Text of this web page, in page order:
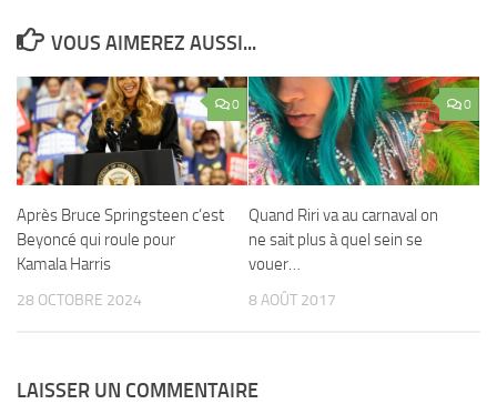
VOUS AIMEREZ AUSSI...
0
Après Bruce Springsteen c’est
Beyoncé qui roule pour
Kamala Harris
28 OCTOBRE 2024
0
Quand Riri va au carnaval on
ne sait plus à quel sein se
vouer…
8 AOÛT 2017
LAISSER UN COMMENTAIRE